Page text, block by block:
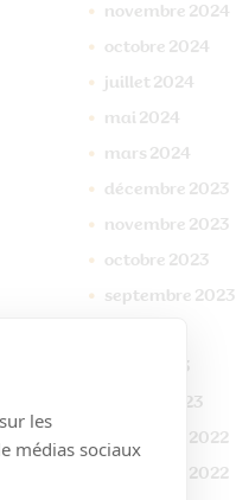
les
médias sociaux
novembre 2024
octobre 2024
juillet 2024
mai 2024
mars 2024
décembre 2023
novembre 2023
octobre 2023
septembre 2023
2023
2023
2022
2022